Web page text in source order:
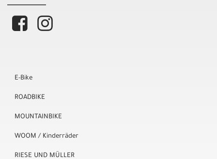
E-Bike
ROADBIKE
MOUNTAINBIKE
WOOM / Kinderräder
RIESE UND MÜLLER